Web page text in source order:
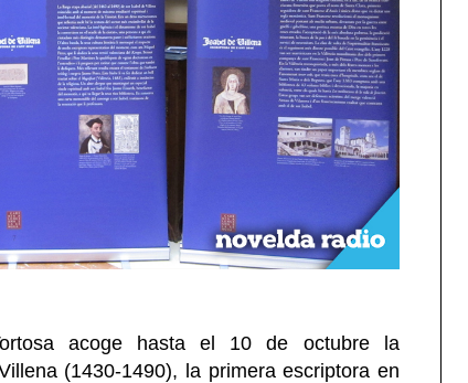
acoge hasta el 10 de octubre la
(1430-1490), la primera escriptora en